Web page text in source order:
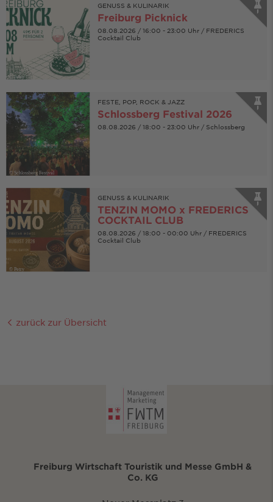
© Petry
GENUSS & KULINARIK
Freiburg Picknick
08.08.2026 / 16:00 - 23:00 Uhr / FREDERICS
Cocktail Club
© Schlossberg Festival
FESTE, POP, ROCK & JAZZ
Schlossberg Festival 2026
08.08.2026 / 18:00 - 23:00 Uhr / Schlossberg
© Petry
GENUSS & KULINARIK
TENZIN MOMO x FREDERICS
COCKTAIL CLUB
08.08.2026 / 18:00 - 00:00 Uhr / FREDERICS
Cocktail Club
zurück zur Übersicht
Freiburg Wirtschaft Touristik und Messe GmbH &
Co. KG